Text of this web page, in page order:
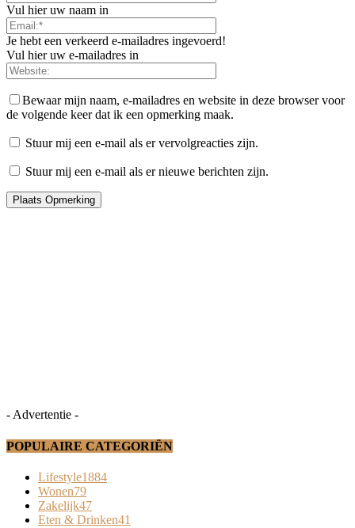
Vul hier uw naam in
Je hebt een verkeerd e-mailadres ingevoerd!
Vul hier uw e-mailadres in
Bewaar mijn naam, e-mailadres en website in deze browser voor
de volgende keer dat ik een opmerking maak.
Stuur mij een e-mail als er vervolgreacties zijn.
Stuur mij een e-mail als er nieuwe berichten zijn.
- Advertentie -
POPULAIRE CATEGORIËN
Lifestyle1884
Wonen79
Zakelijk47
Eten & Drinken41